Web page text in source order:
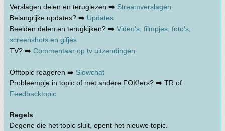
Verslagen delen en teruglezen ➡️ Streamverslagen
Belangrijke updates? ➡️ Updates
Beelden delen en terugkijken? ➡️ Video's, filmpjes, foto's,
screenshots en gifjes
TV? ➡️ Commentaar op tv uitzendingen
Offtopic reageren ➡️ Slowchat
Probleempje in topic of met andere FOK!ers? ➡️ TR of
Feedbacktopic
Regels
Degene die het topic sluit, opent het nieuwe topic.